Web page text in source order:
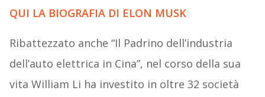
QUI LA BIOGRAFIA DI ELON MUSK
Ribattezzato anche “Il Padrino dell’industria
dell’auto elettrica in Cina”, nel corso della sua
vita William Li ha investito in oltre 32 società